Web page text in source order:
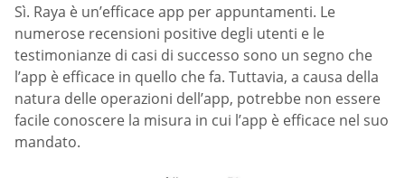
Sì. Raya è un’efficace app per appuntamenti. Le
numerose recensioni positive degli utenti e le
testimonianze di casi di successo sono un segno che
l’app è efficace in quello che fa. Tuttavia, a causa della
natura delle operazioni dell’app, potrebbe non essere
facile conoscere la misura in cui l’app è efficace nel suo
mandato.